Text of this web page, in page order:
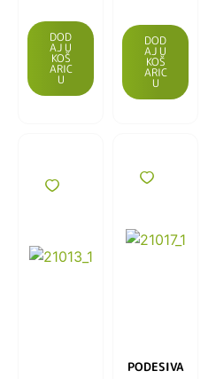
DOD
AJ U
KOŠ
ARIC
U
DOD
AJ U
KOŠ
ARIC
U
PODESIVA